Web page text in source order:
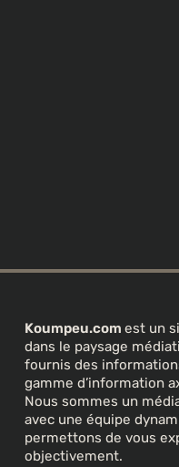
Koumpeu.com est un
dans le paysage
fournis des
gamme d’information
Nous sommes un
avec une équipe
permettons de vous
objectivement.